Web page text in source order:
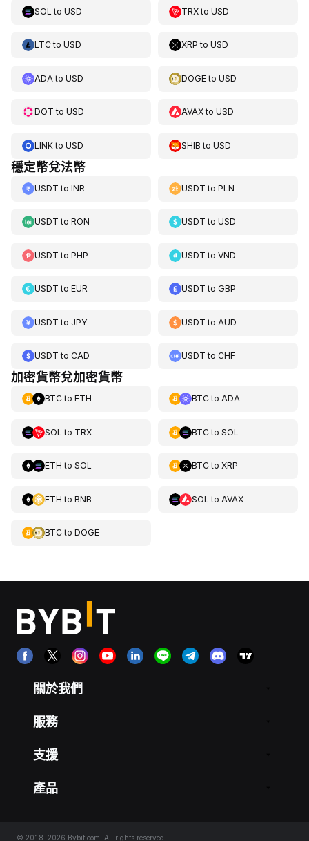
SOL to USD TRXtoUSD
LTCto USD XRP toUSD
ADA to USD DOGEtoUSD
DOT to USD AVAXtoUSD
LINKto USD SHIB toUSD
穩定幣兌法幣
USDT to INR USDT toPLN
USDT to RON USDT toUSD
USDT to PHP USDT toVND
USDT to EUR USDT toGBP
USDT to JPY USDT to AUD
USDT to CAD USDT toCHF
加密貨幣兌加密貨幣
BTCto ETH BTCto ADA
SOL to TRX BTCto SOL
ETH to SOL BTCto XRP
ETH to BNB SOL to AVAX
BTCto DOGE
關於我們
服務
支援
產品
© 2018-2026 Bybit.com. All rights reserved.